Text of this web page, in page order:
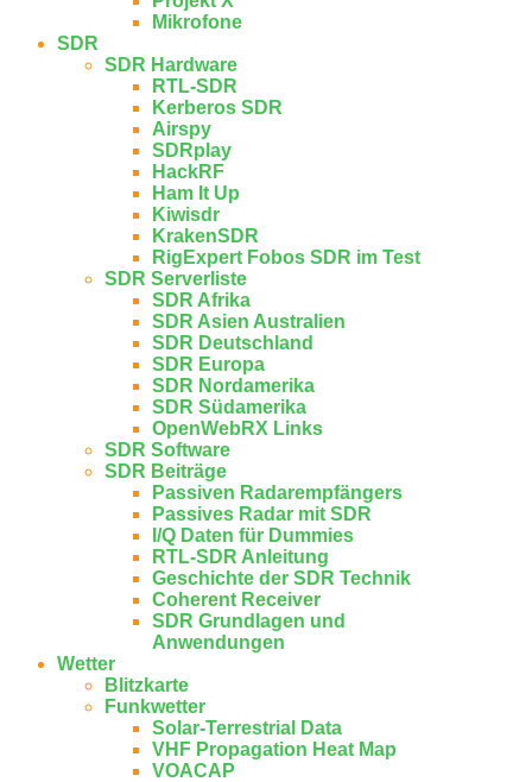
Mikrofone
SDR
SDR Hardware
RTL-SDR
Kerberos SDR
Airspy
SDRplay
HackRF
Ham It Up
Kiwisdr
KrakenSDR
RigExpert Fobos SDR im Test
SDR Serverliste
SDR Afrika
SDR Asien Australien
SDR Deutschland
SDR Europa
SDR Nordamerika
SDR Südamerika
OpenWebRX Links
SDR Software
SDR Beiträge
Passiven Radarempfängers
Passives Radar mit SDR
I/Q Daten für Dummies
RTL-SDR Anleitung
Geschichte der SDR Technik
Coherent Receiver
SDR Grundlagen und
Anwendungen
Wetter
Blitzkarte
Funkwetter
Solar-Terrestrial Data
VHF Propagation Heat Map
VOACAP